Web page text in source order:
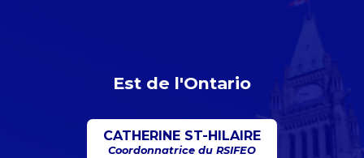
Est de l'Ontario
CATHERINE ST-HILAIRE
Coordonnatrice du RSIFEO